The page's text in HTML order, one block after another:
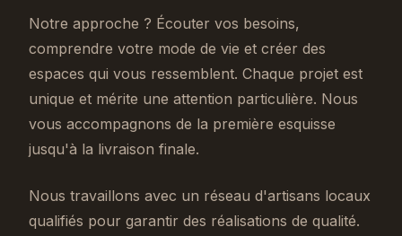
Notre approche ? Écouter vos besoins,
comprendre votre mode de vie et créer des
espaces qui vous ressemblent. Chaque projet est
unique et mérite une attention particulière. Nous
vous accompagnons de la première esquisse
jusqu'à la livraison finale.
Nous travaillons avec un réseau d'artisans locaux
qualifiés pour garantir des réalisations de qualité.